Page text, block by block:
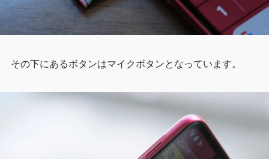
その下にあるボタンはマイクボタンとなっています。